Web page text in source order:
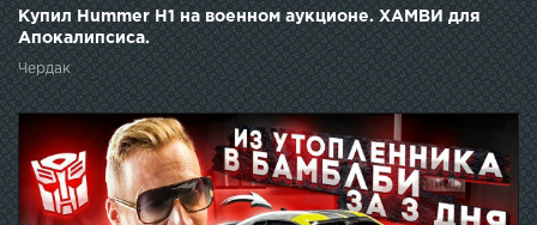
Купил Hummer H1 на военном аукционе. ХАМВИ для
Апокалипсиса.
Чердак